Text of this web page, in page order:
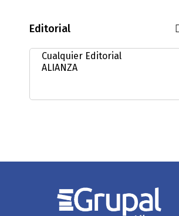
Editorial